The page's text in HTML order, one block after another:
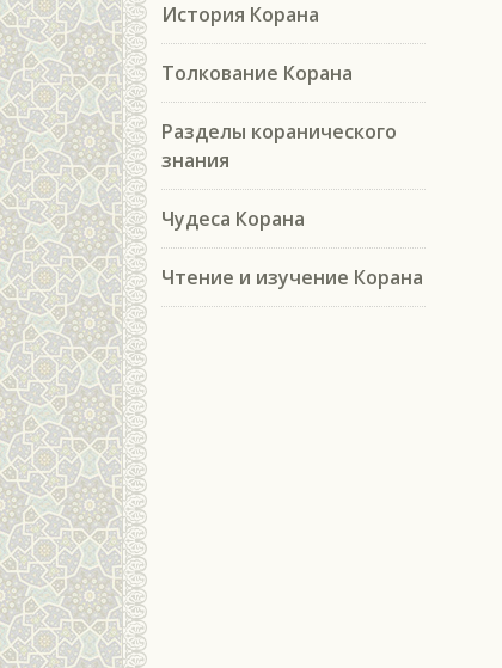
История Корана
Толкование Корана
Разделы коранического
знания
Чудеса Корана
Чтение и изучение Корана